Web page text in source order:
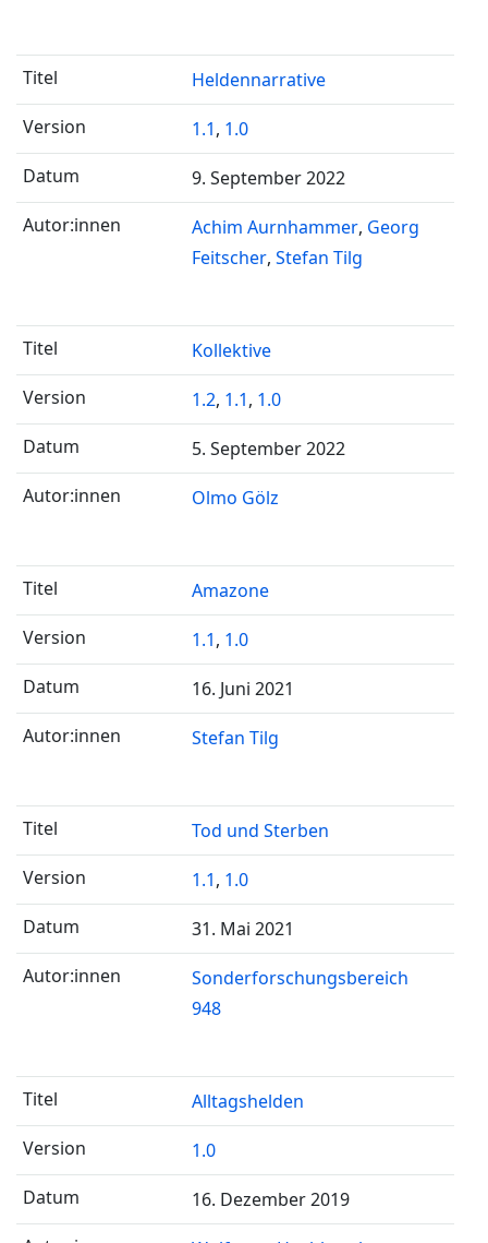
Heldennarrative
1.1, 1.0
9. September 2022
Achim Aurnhammer Georg
Feitscher Stefan Tilg
Kollektive
1.2, 1.1, 1.0
5. September 2022
Olmo Gölz
Amazone
1.1, 1.0
16. Juni 2021
Stefan Tilg
Tod und Sterben
1.1, 1.0
31. Mai 2021
Sonderforschungsbereich
948
Alltagshelden
1.0
16. Dezember 2019